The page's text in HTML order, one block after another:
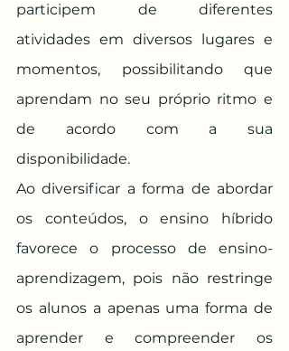
participem de diferentes
atividades em diversos lugares e
momentos, possibilitando que
aprendam no seu próprio ritmo e
de acordo com a sua
disponibilidade.
Ao diversificar a forma de abordar
os conteúdos, o ensino híbrido
favorece o processo de ensino-
aprendizagem, pois não restringe
os alunos a apenas uma forma de
aprender e compreender os